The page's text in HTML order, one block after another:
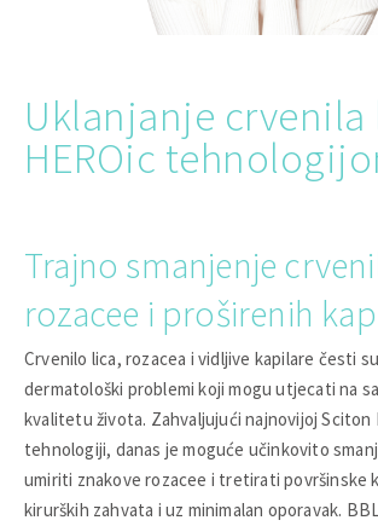
Uklanjanje crvenila
HEROic
Trajno smanjenje
rozacee i proširenih
Crvenilo lica, rozacea i vidljive kapilare česti
dermatološki problemi koji mogu utjecati na
kvalitetu života. Zahvaljujući najnovijoj Sciton
tehnologiji, danas je moguće učinkovito
umiriti znakove rozacee i tretirati površinske
kirurških zahvata i uz minimalan oporavak.